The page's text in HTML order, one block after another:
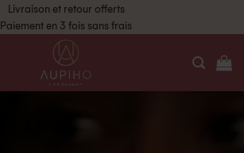
Livraison et retour offerts
Paiement en 3 fois sans frais